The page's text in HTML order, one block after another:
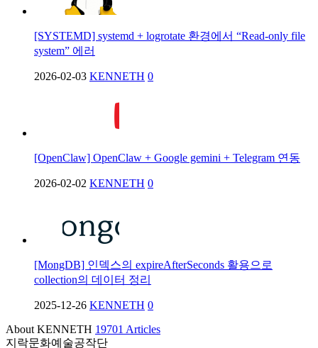
[SYSTEMD] systemd + logrotate 환경에서 “Read-only file
system” 에러
2026-02-03 KENNETH 0
[OpenClaw] OpenClaw + Google gemini + Telegram 연동
2026-02-02 KENNETH 0
[MongDB] 인덱스의 expireAfterSeconds 활용으로
collection의 데이터 정리
2025-12-26 KENNETH 0
About KENNETH 19701 Articles
지락문화예술공작단